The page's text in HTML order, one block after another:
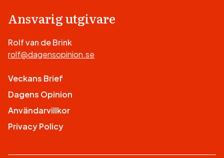
Ansvarig utgivare
Rolf van de Brink
rolf@dagensopinion.se
Veckans Brief
Dagens Opinion
Användarvillkor
Privacy Policy